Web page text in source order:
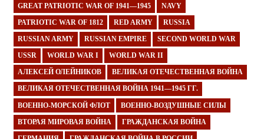
GREAT PATRIOTIC WAR OF 1941—1945 NAVY
PATRIOTIC WAR OF 1812 RED ARMY RUSSIA
RUSSIAN ARMY RUSSIAN EMPIRE SECOND WORLD WAR
USSR WORLD WAR I WORLD WAR II
АЛЕКСЕЙ ОЛЕЙНИКОВ ВЕЛИКАЯ ОТЕЧЕСТВЕННАЯ ВОЙНА
ВЕЛИКАЯ ОТЕЧЕСТВЕННАЯ ВОЙНА 1941—1945 ГГ.
ВОЕННО-МОРСКОЙ ФЛОТ ВОЕННО-ВОЗДУШНЫЕ СИЛЫ
ВТОРАЯ МИРОВАЯ ВОЙНА ГРАЖДАНСКАЯ ВОЙНА